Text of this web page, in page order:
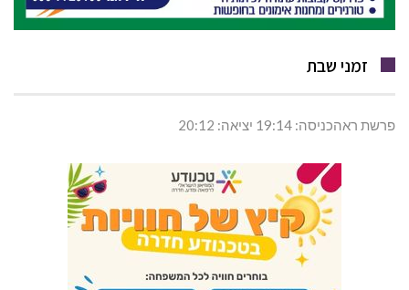
זמני שבת
פרשת ראהכניסה: 19:14 יציאה: 20:12